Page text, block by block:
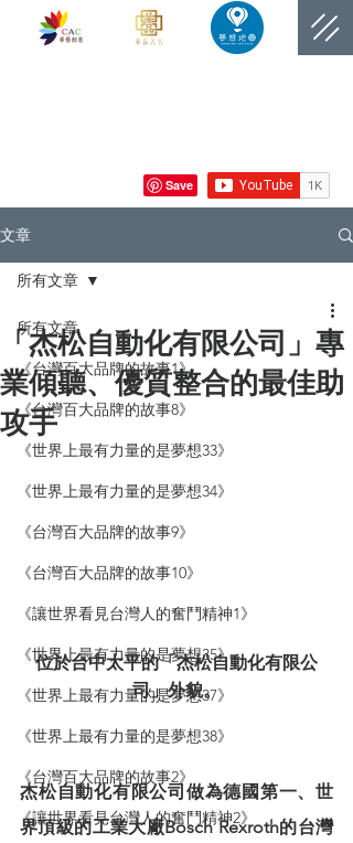
文章
所有文章
《台灣百大品牌的故事1》
《台灣百大品牌的故事8》
《世界上最有力量的是夢想33》
《世界上最有力量的是夢想34》
《台灣百大品牌的故事9》
《台灣百大品牌的故事10》
《讓世界看見台灣人的奮鬥精神1》
《世界上最有力量的是夢想35》
《世界上最有力量的是夢想37》
《世界上最有力量的是夢想38》
《台灣百大品牌的故事2》
《讓世界看見台灣人的奮鬥精神2》
所有文章
「杰松自動化有限公司」專
業傾聽、優質整合的最佳助
攻手
位於台中太平的「杰松自動化有限公
司」外貌。
杰松自動化有限公司做為德國第一、世
界頂級的工業大廠Bosch Rexroth的台灣